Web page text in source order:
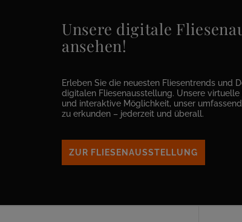
Unsere digitale
ansehen!
Erleben Sie die neuesten Fliesentrends und
digitalen Fliesenausstellung. Unsere
und interaktive Möglichkeit, unser
zu erkunden – jederzeit und überall.
ZUR FLIESENAUSSTELLUNG